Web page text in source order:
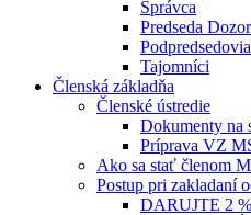
Správca
Predseda
Podpredsedovia
Tajomníci
Členská základňa
Členské ústredie
Dokumenty na
Príprava VZ
Ako sa stať členom
Postup pri zakladaní
DARUJTE 2